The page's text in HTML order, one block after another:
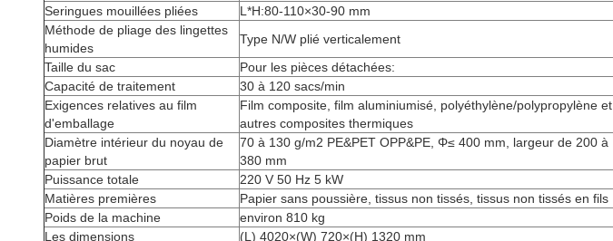
Seringues mouillées pliées
L*H:80-110×30-90 mm
Méthode de pliage des lingettes
humides
Type N/W plié verticalement
Taille du sac
Pour les pièces détachées:
Capacité de traitement
30 à 120 sacs/min
Exigences relatives au film
d'emballage
Film composite, film aluminiumisé, polyéthylène/polypropylène et
autres composites thermiques
Diamètre intérieur du noyau de
papier brut
70 à 130 g/m2 PE&PET OPP&PE, Φ≤ 400 mm, largeur de 200 à
380 mm
Puissance totale
220 V 50 Hz 5 kW
Matières premières
Papier sans poussière, tissus non tissés, tissus non tissés en fils
Poids de la machine
environ 810 kg
Les dimensions
(L) 4020×(W) 720×(H) 1320 mm